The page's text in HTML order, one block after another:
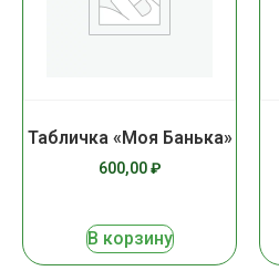
Табличка «Моя Банька»
600,00₽
В корзину